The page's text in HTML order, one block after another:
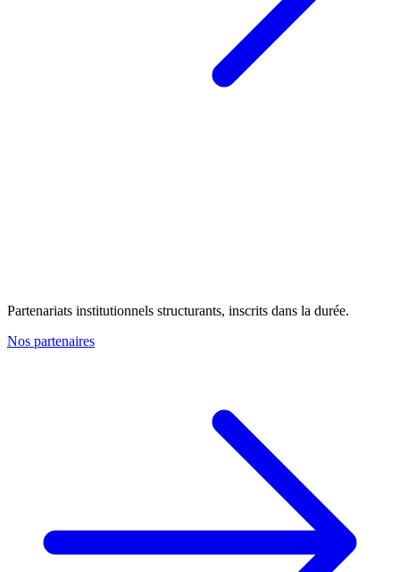
Partenariats institutionnels structurants, inscrits dans la durée.
Nos partenaires